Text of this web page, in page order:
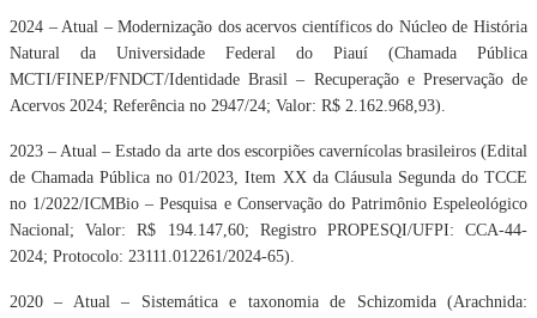
2024 – Atual – Modernização dos acervos científicos do Núcleo de História
Natural da Universidade Federal do Piauí (Chamada Pública
MCTI/FINEP/FNDCT/Identidade Brasil – Recuperação e Preservação de
Acervos 2024; Referência no 2947/24; Valor: R$ 2.162.968,93).
2023 – Atual – Estado da arte dos escorpiões cavernícolas brasileiros (Edital
de ChamadaPública no 01/2023, Item XX da Cláusula Segunda do TCCE
no 1/2022/ICMBio – Pesquisa e Conservação do Patrimônio Espeleológico
Nacional; Valor: R$ 194.147,60; Registro PROPESQI/UFPI: CCA-44-
2024; Protocolo: 23111.012261/2024-65).
2020 – Atual – Sistemática e taxonomia de Schizomida (Arachnida: